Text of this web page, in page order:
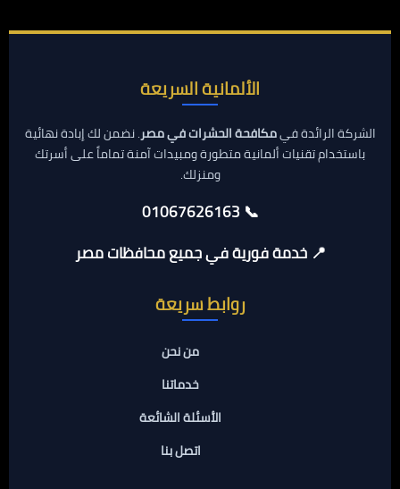
الألمانية السريعة
الشركة الرائدة فيمكافحة الحشرات في مصر. نضمن لك إبادة نهائية
باستخدام تقنيات ألمانية متطورة ومبيدات آمنة تماماً على أسرتك
ومنزلك.
📞 01067626163
📍 خدمة فورية في جميع محافظات مصر
روابط سريعة
من نحن
خدماتنا
الأسئلة الشائعة
اتصل بنا